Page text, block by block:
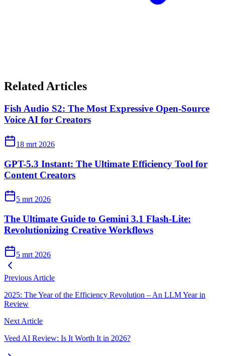
Related Articles
Fish Audio S2: The Most Expressive Open-Source
Voice AI for Creators
18 mrt 2026
GPT-5.3 Instant: The Ultimate Efficiency Tool for
Content Creators
5 mrt 2026
The Ultimate Guide to Gemini 3.1 Flash-Lite:
Revolutionizing Creative Workflows
5 mrt 2026
Previous Article
2025: The Year of the Efficiency Revolution – An LLM Year in
Review
Next Article
Veed AI Review: Is It Worth It in 2026?